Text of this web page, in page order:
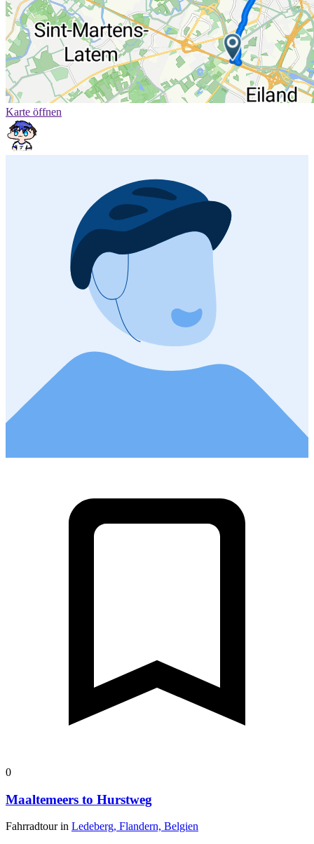
Karte öffnen
0
Maaltemeers to Hurstweg
Fahrradtour in Ledeberg, Flandern, Belgien